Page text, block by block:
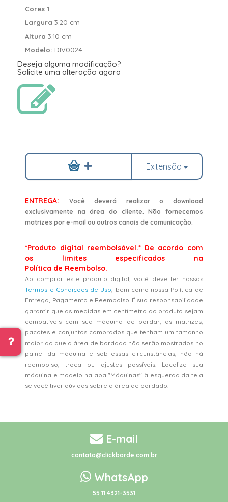
Cores 1
Largura3.20 cm
Altura3.10 cm
Modelo: DIV0024
Deseja alguma modificação?
Solicite uma alteração agora
Extensão
ENTREGA:
Você deverá realizar o download
exclusivamente na área do cliente. Não fornecemos
matrizes por e-mail ou outros canais de comunicação.
*Produto digital reembolsável.* De acordo com
os limites especificados na
Política de Reembolso.
Ao comprar este produto digital, você deve ler nossos
Termos e Condições de Uso, bem como nossa Política de
Entrega, Pagamento e Reembolso. É sua responsabilidade
garantir que as medidas em centímetro do produto sejam
compatíveis com sua máquina de bordar, as matrizes,
pacotes e conjuntos comprados que tenham um tamanho
maior do que a área de bordado não serão mostrados no
painel da máquina e sob essas circunstâncias, não há
reembolso, troca ou ajustes possíveis. Localize sua
máquina e modelo na aba "Máquinas" à esquerda da tela
se você tiver dúvidas sobre a área de bordado.
E-mail
contato@clickborde.com.br
WhatsApp
55 11 4321-3531